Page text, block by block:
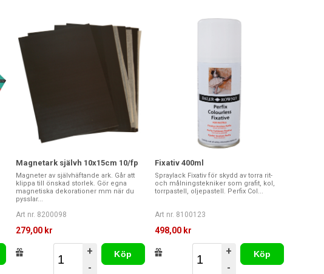
Magnetark självh 10x15cm 10/fp
Magneter av självhäftande ark. Går att
klippa till önskad storlek. Gör egna
magnetiska dekorationer mm när du
pysslar...
Art nr. 8200098
279,00 kr
+
-
Köp
Fixativ 400ml
Spraylack Fixativ för skydd av torra rit-
och målningstekniker som grafit, kol,
torrpastell, oljepastell. Perfix Col...
Art nr. 8100123
498,00 kr
+
-
Köp